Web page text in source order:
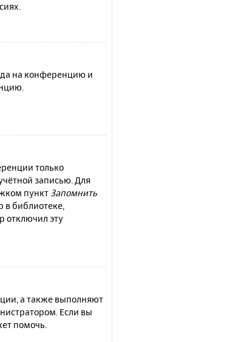
на конференцию и
только
записью. Для
пункт Запомнить
библиотеке,
отключил эту
а также выполняют
Если вы
помочь.